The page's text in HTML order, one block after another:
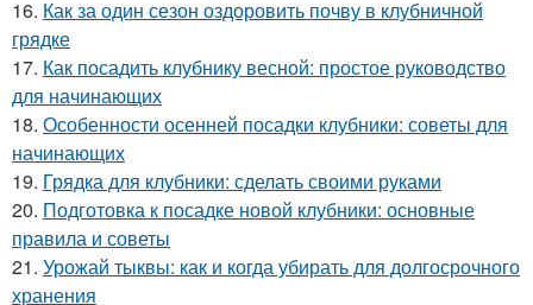
16. Как за один сезон оздоровить почву в клубничной
грядке
17. Как посадить клубнику весной: простое руководство
для начинающих
18. Особенности осенней посадки клубники: советы для
начинающих
19. Грядка для клубники: сделать своими руками
20. Подготовка к посадке новой клубники: основные
правила и советы
21. Урожай тыквы: как и когда убирать для долгосрочного
хранения